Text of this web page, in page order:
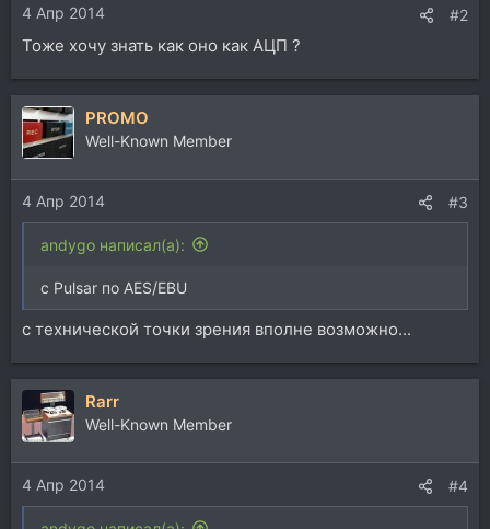
4 Апр 2014 #2
Тоже хочу знать как оно как АЦП ?
PROMO
Well-Known Member
4 Апр 2014 #3
andygo написал(а):
с Pulsar по AES/EBU
с технической точки зрения вполне возможно...
Rarr
Well-Known Member
4 Апр 2014 #4